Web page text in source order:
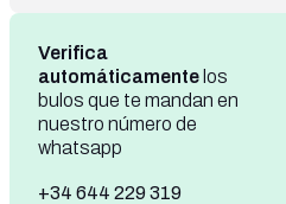
Verifica
automáticamente los
bulos que te mandan en
nuestro número de
whatsapp
+34 644 229 319